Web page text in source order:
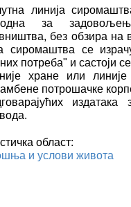
линија
за
без обзира на
сиромаштва се
потреба" и састоји
хране или линије
потрошачке
област:
и услови живота